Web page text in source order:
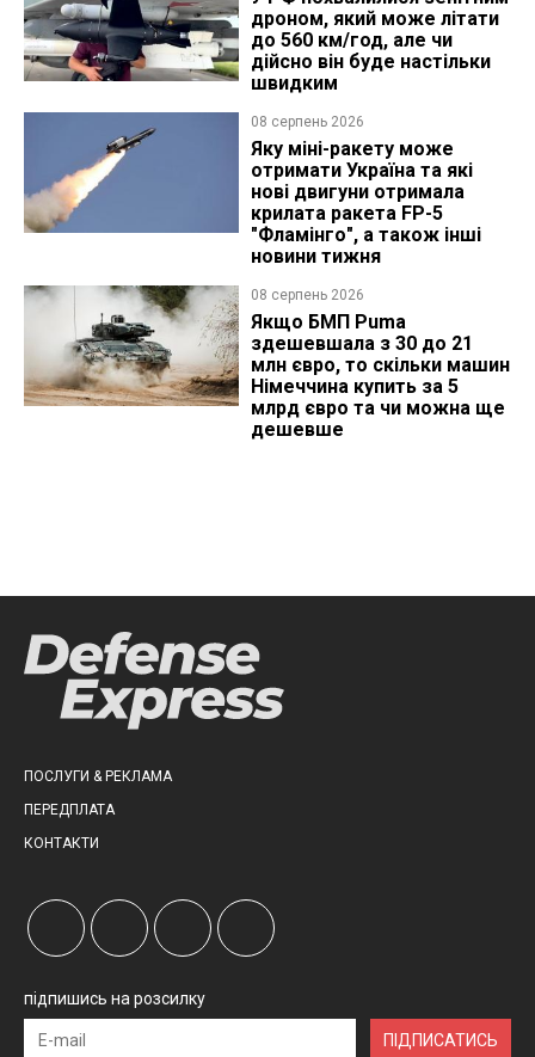
дроном, який може літати
до 560 км/год, але чи
дійсно він буде настільки
швидким
08 серпень 2026
Яку міні-ракету може
отримати Україна та які
нові двигуни отримала
крилата ракета FP-5
"Фламінго", а також інші
новини тижня
08 серпень 2026
Якщо БМП Puma
здешевшала з 30 до 21
млн євро, то скільки машин
Німеччина купить за 5
млрд євро та чи можна ще
дешевше
ПОСЛУГИ & РЕКЛАМА
ПЕРЕДПЛАТА
КОНТАКТИ
підпишись на розсилку
ПІДПИСАТИСЬ